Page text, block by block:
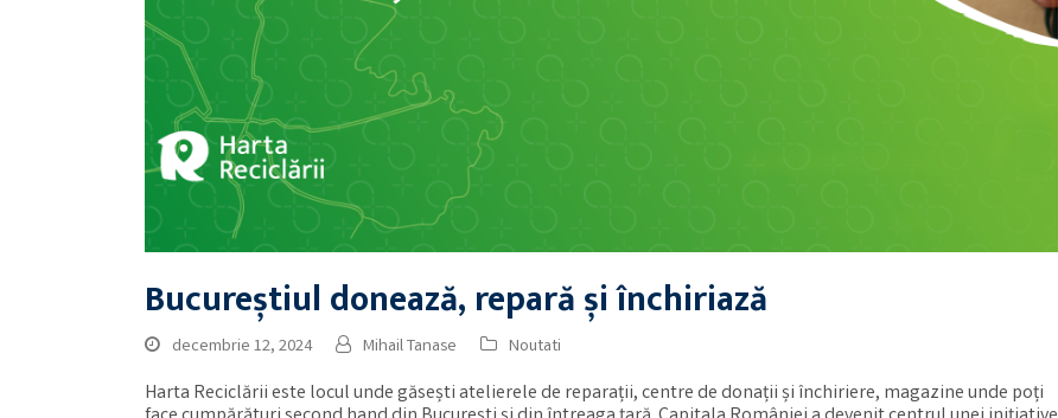
Bucureștiul donează, repară și închiriază
decembrie 12, 2024 Mihail Tanase Noutati
Harta Reciclării este locul unde găsești atelierele de reparații, centre de donații și închiriere, magazine unde poți